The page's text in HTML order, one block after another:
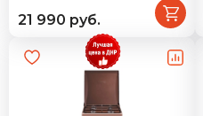
21 990 руб.